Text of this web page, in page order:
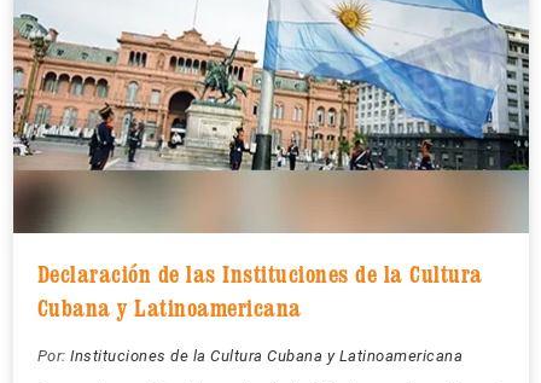
Declaración de las Instituciones de la Cultura
Cubana y Latinoamericana
Por: Instituciones de la Cultura Cubana y Latinoamericana